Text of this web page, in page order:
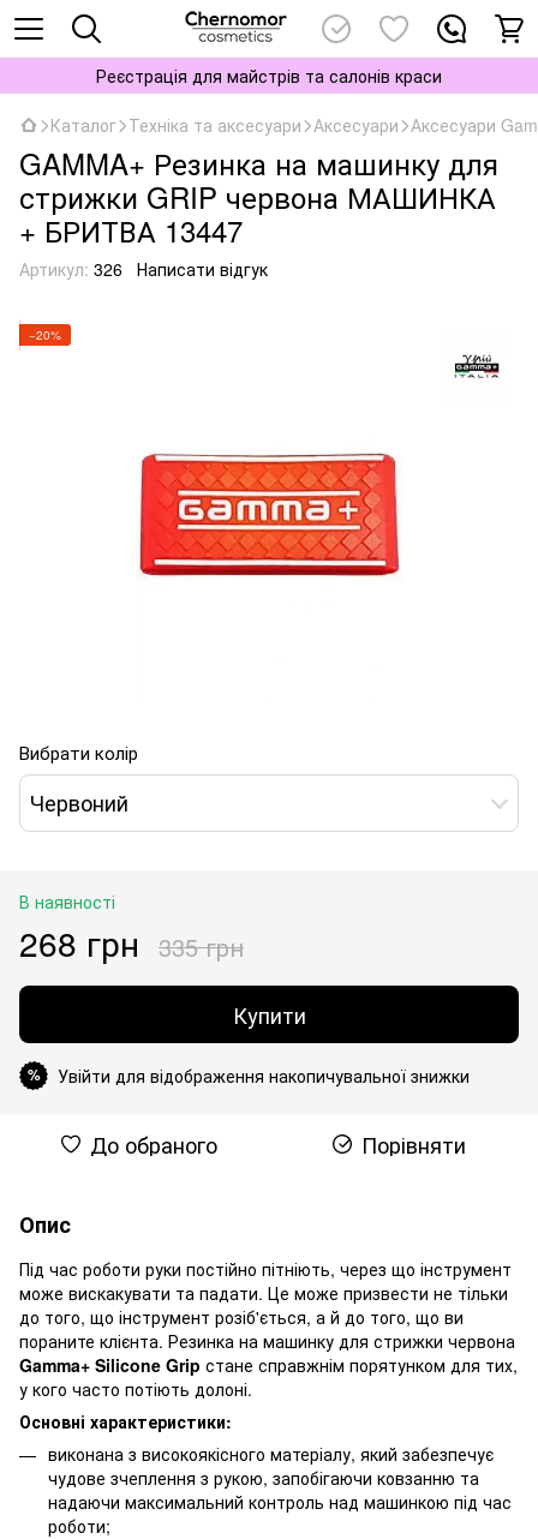
Реєстрація для майстрів та салонів краси
Каталог Техніка та аксесуари Аксесуари Аксесуари
GAMMA+ Резинка на машинку для
стрижки GRIP червона МАШИНКА
+ БРИТВА 13447
Артикул: 326 Написати відгук
−20%
Вибрати колір
Червоний
В наявності
268 грн 335 грн
Купити
% Увійти для відображення накопичувальної знижки
До обраного Порівняти
Опис
Під час роботи руки постійно пітніють, через що інструмент
може вискакувати та падати. Це може призвести не тільки
до того, що інструмент розіб'ється, а й до того, що ви
пораните клієнта. Резинка на машинку для стрижки червона
Gamma+ Silicone Grip стане справжнім порятунком для тих,
у кого часто потіють долоні.
Основні характеристики:
виконана з високоякісного матеріалу, який забезпечує
чудове зчеплення з рукою, запобігаючи ковзанню та
надаючи максимальний контроль над машинкою під час
роботи;